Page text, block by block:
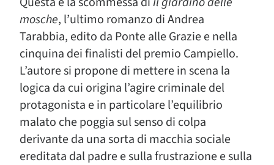
mosche, l’ultimo romanzo di Andrea
Tarabbia, edito da Ponte alle Grazie e nella
cinquina dei finalisti del premio Campiello.
L’autore si propone di mettere in scena la
logica da cui origina l’agire criminale del
protagonista e in particolare l’equilibrio
malato che poggia sul senso di colpa
derivante da una sorta di macchia sociale
ereditata dal padre e sulla frustrazione e sulla